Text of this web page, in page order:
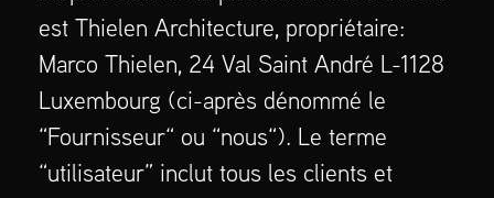
est Thielen Architecture, propriétaire:
Marco Thielen, 24 Val Saint André L-1128
Luxembourg (ci-après dénommé le
“Fournisseur“ ou “nous“). Le terme
“utilisateur” inclut tous les clients et